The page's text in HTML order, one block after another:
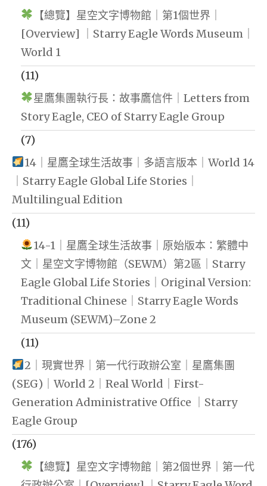
【總覽】星空文字博物館｜第1個世界｜
[Overview] ｜Starry Eagle Words Museum｜
World 1
(11)
星鷹集團執行長：故事鷹信件｜Letters from
Story Eagle, CEO of Starry Eagle Group
(7)
14｜星鷹全球生活故事｜多語言版本｜World 14
｜Starry Eagle Global Life Stories｜
Multilingual Edition
(11)
14-1｜星鷹全球生活故事｜原始版本：繁體中
文｜星空文字博物館（SEWM）第2區｜Starry
Eagle Global Life Stories｜Original Version:
Traditional Chinese｜Starry Eagle Words
Museum (SEWM)–Zone 2
(11)
2｜現實世界｜第一代行政辦公室｜星鷹集團
(SEG)｜World 2｜Real World｜First-
Generation Administrative Office ｜Starry
Eagle Group
(176)
【總覽】星空文字博物館｜第2個世界｜第一代